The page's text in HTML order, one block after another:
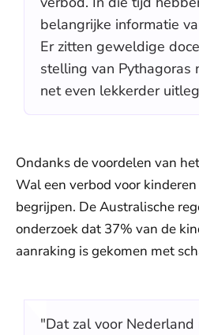
belangrijke informatie
Er zitten geweldige
stelling van Pythagoras
net even lekkerder
Ondanks de voordelen van
Wal een verbod voor
begrijpen. De Australische
onderzoek dat 37% van de
aanraking is gekomen met
"Dat zal voor Nederland